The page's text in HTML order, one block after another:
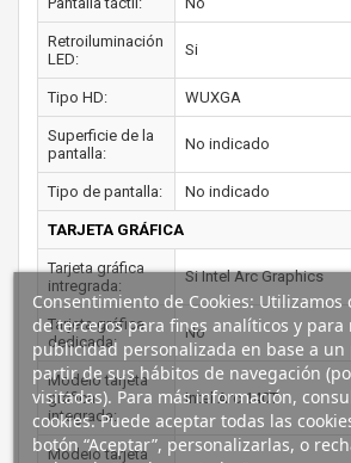
Retroiluminación
LED:
Si
Tipo HD: WUXGA
Superficie de la
pantalla:
No indicado
Tipo de pantalla: No indicado
TARJETA GRÁFICA
Tarjeta gráfica
intregrada:
Si Intel Arc Graphics
Tarjeta gráfica
dedicada:
No
Modelo tarjeta
gráfica
integrada:
Intel Arc 140T
Modelo tarjeta
Consentimiento de Cookies: Utilizamos
de terceros para fines analíticos y para
publicidad personalizada en base a
partir de sus hábitos de navegación
visitadas). Para más información,
cookies. Puede aceptar todas las
botón “Aceptar”, personalizarlas, o